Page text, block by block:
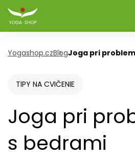
Yogashop.czBlogJoga pri
TIPY NA CVIČENIE
Joga pri
s bedrami